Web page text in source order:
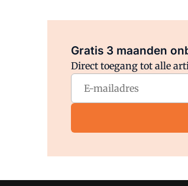
Gratis 3 maanden
Direct toegang tot alle